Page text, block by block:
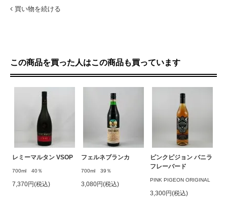
買い物を続ける
この商品を買った人はこの商品も買っています
レミーマルタン VSOP
700ml 40％
7,370円(税込)
フェルネブランカ
700ml 39％
3,080円(税込)
ピンクピジョン バニラ
フレーバード
PINK PIGEON ORIGINAL
3,300円(税込)